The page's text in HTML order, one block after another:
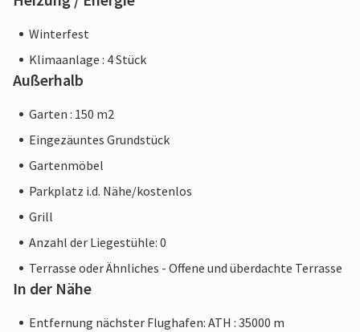
Winterfest
Klimaanlage : 4 Stück
Außerhalb
Garten : 150 m2
Eingezäuntes Grundstück
Gartenmöbel
Parkplatz i.d. Nähe/kostenlos
Grill
Anzahl der Liegestühle: 0
Terrasse oder Ähnliches - Offene und überdachte Terrasse
In der Nähe
Entfernung nächster Flughafen: ATH : 35000 m